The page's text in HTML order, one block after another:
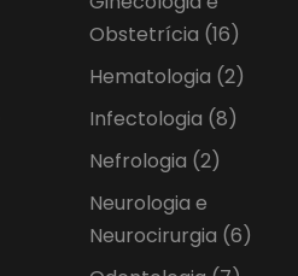
Obstetrícia (16)
Hematologia (2)
Infectologia (8)
Nefrologia (2)
Neurologia e
Neurocirurgia (6)